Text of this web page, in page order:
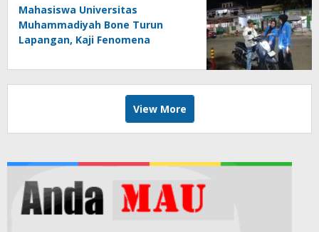
Mahasiswa Universitas
Muhammadiyah Bone Turun
Lapangan, Kaji Fenomena
melalui Riset FOTOFOBIA
View More